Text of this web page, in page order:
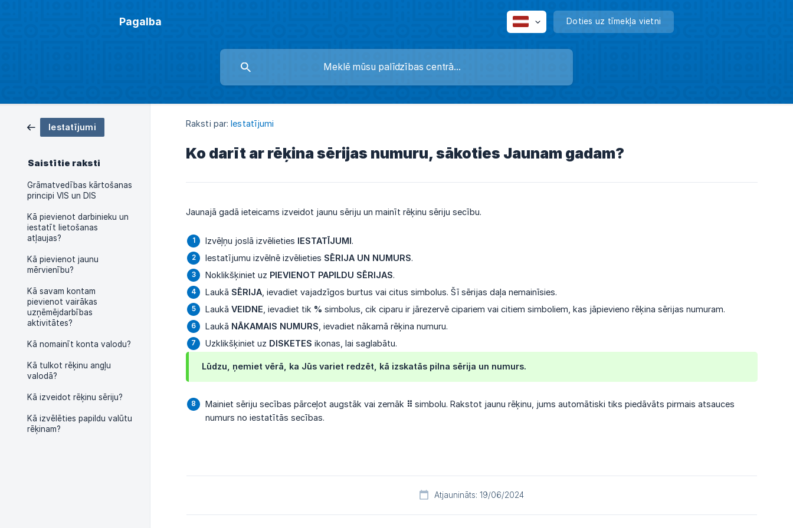
Pagalba Doties uz tīmekļa vietni
Iestatījumi
Saistītie raksti
Grāmatvedības kārtošanas
principi VIS un DIS
Kā pievienot darbinieku un
iestatīt lietošanas
atļaujas?
Kā pievienot jaunu
mērvienību?
Kā savam kontam
pievienot vairākas
uzņēmējdarbības
aktivitātes?
Kā nomainīt konta valodu?
Kā tulkot rēķinu angļu
valodā?
Kā izveidot rēķinu sēriju?
Kā izvēlēties papildu valūtu
rēķinam?
Raksti par: Iestatījumi
Ko darīt ar rēķina sērijas numuru, sākoties Jaunam gadam?
Jaunajā gadā ieteicams izveidot jaunu sēriju un mainīt rēķinu sēriju secību.
Izvēļņu joslā izvēlieties IESTATĪJUMI.
Iestatījumu izvēlnē izvēlieties SĒRIJA UN NUMURS.
Noklikšķiniet uz PIEVIENOT PAPILDU SĒRIJAS.
Laukā SĒRIJA , ievadiet vajadzīgos burtus vai citus simbolus. Šī sērijas daļa nemainīsies.
Laukā VEIDNE , ievadiet tik % simbolus, cik ciparu ir jārezervē cipariem vai citiem simboliem, kas jāpievieno rēķina sērijas numuram.
Laukā NĀKAMAIS NUMURS , ievadiet nākamā rēķina numuru.
Uzklikšķiniet uz DISKETES ikonas, lai saglabātu.
Lūdzu, ņemiet vērā, ka Jūs variet redzēt, kā izskatās pilna sērija un numurs.
Mainiet sēriju secības pārceļot augstāk vai zemāk ⠿ simbolu. Rakstot jaunu rēķinu, jums automātiski tiks piedāvāts pirmais atsauces
numurs no iestatītās secības.
Atjaunināts: 19/06/2024